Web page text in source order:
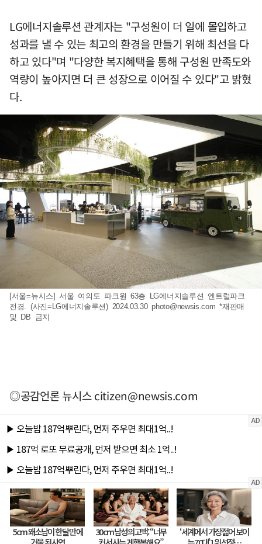
LG에너지솔루션 관계자는 "구성원이 더 일에 몰입하고
성과를 낼 수 있는 최고의 환경을 만들기 위해 최선을 다
하고 있다"며 "다양한 복지혜택을 통해 구성원 만족도와
역량이 높아지면 더 큰 성장으로 이어질 수 있다"고 밝혔
다.
[서울=뉴시스] 서울 여의도 파크원 63층 LG에너지솔루션 엔트럴파크
전경. (사진=LG에너지솔루션) 2024.03.30photo@newsis.com *재판매
및 DB 금지
◎공감언론 뉴시스citizen@newsis.com